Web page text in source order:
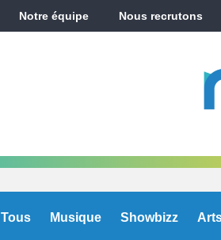
Notre équipe Nous recrutons
Tous Musique Showbizz